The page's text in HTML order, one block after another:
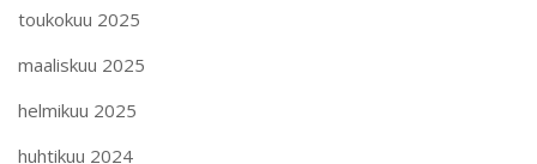
toukokuu 2025
maaliskuu 2025
helmikuu 2025
huhtikuu 2024